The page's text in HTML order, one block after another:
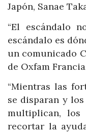
Japón, Sanae
“El escándalo
escándalo es
un comunicado
de Oxfam
“Mientras las
se disparan y
multiplican, los
recortar la